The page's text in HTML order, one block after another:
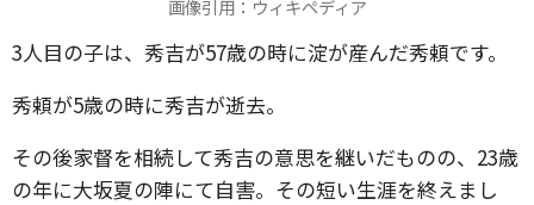
画像引用：ウィキペディア
3人目の子は、秀吉が57歳の時に淀が産んだ秀頼です。
秀頼が5歳の時に秀吉が逝去。
その後家督を相続して秀吉の意思を継いだものの、23歳
の年に大坂夏の陣にて自害。その短い生涯を終えまし